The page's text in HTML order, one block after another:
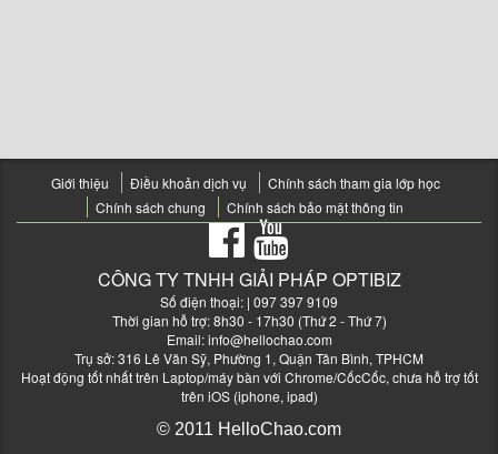
Giới thiệu Điều khoản dịch vụ
Chính sách tham gia lớp học
Chính sách chung
Chính sách bảo mật thông tin
CÔNG TY TNHH GIẢI PHÁP OPTIBIZ
Số điện thoại: | 097 397 9109
Thời gian hỗ trợ: 8h30 - 17h30 (Thứ 2 - Thứ 7)
Email:info@hellochao.com
Trụ sở: 316 Lê Văn Sỹ, Phường 1, Quận Tân Bình, TPHCM
Hoạt động tốt nhất trên Laptop/máy bàn với Chrome/CốcCốc, chưa hỗ trợ tốt
trên iOS (iphone, ipad)
© 2011 HelloChao.com